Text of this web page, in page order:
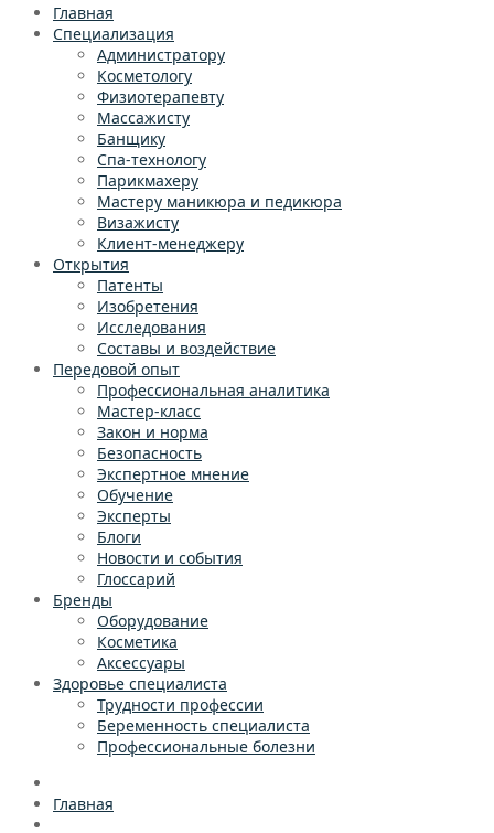
Главная
Специализация
Администратору
Косметологу
Физиотерапевту
Массажисту
Банщику
Спа-технологу
Парикмахеру
Мастеру маникюра и педикюра
Визажисту
Клиент-менеджеру
Открытия
Патенты
Изобретения
Исследования
Составы и воздействие
Передовой опыт
Профессиональная аналитика
Мастер-класс
Закон и норма
Безопасность
Экспертное мнение
Обучение
Эксперты
Блоги
Новости и события
Глоссарий
Бренды
Оборудование
Косметика
Аксессуары
Здоровье специалиста
Трудности профессии
Беременность специалиста
Профессиональные болезни
Главная